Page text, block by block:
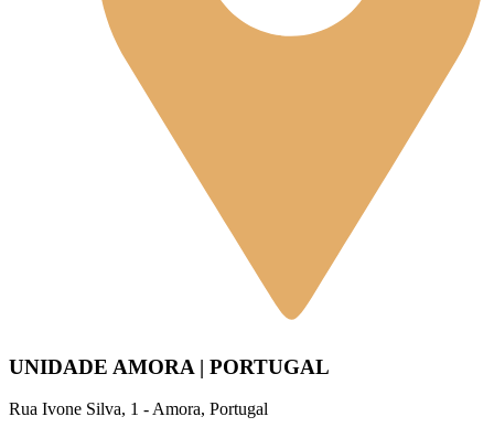
UNIDADE AMORA | PORTUGAL
Rua Ivone Silva, 1 - Amora, Portugal